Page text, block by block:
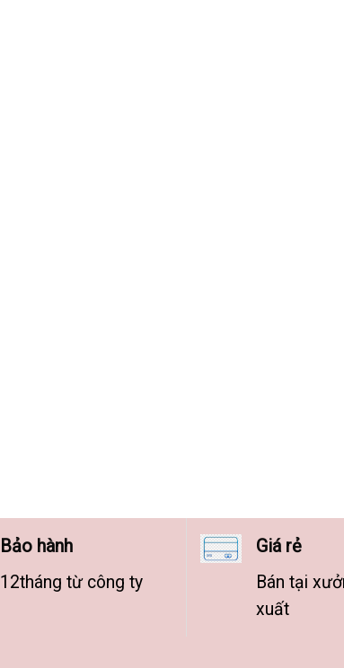
Bảo hành
12tháng từ công ty
Giá rẻ
Bán tại
xuất